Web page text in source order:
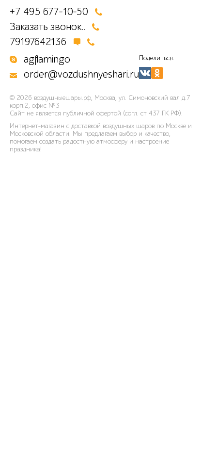
+7 495 677-10-50
Заказать звонок..
79197642136
agflamingo
order@vozdushnyeshari.ru
Поделиться:
© 2026 воздушныешары.рф, Москва, ул. Симоновский вал д.7
корп.2, офис №3
Сайт не является публичной офертой (согл. ст 437 ГК РФ).
Интернет-магазин с доставкой воздушных шаров по Москве и
Московской области. Мы предлагаем выбор и качество,
помогаем создать радостную атмосферу и настроение
праздника!